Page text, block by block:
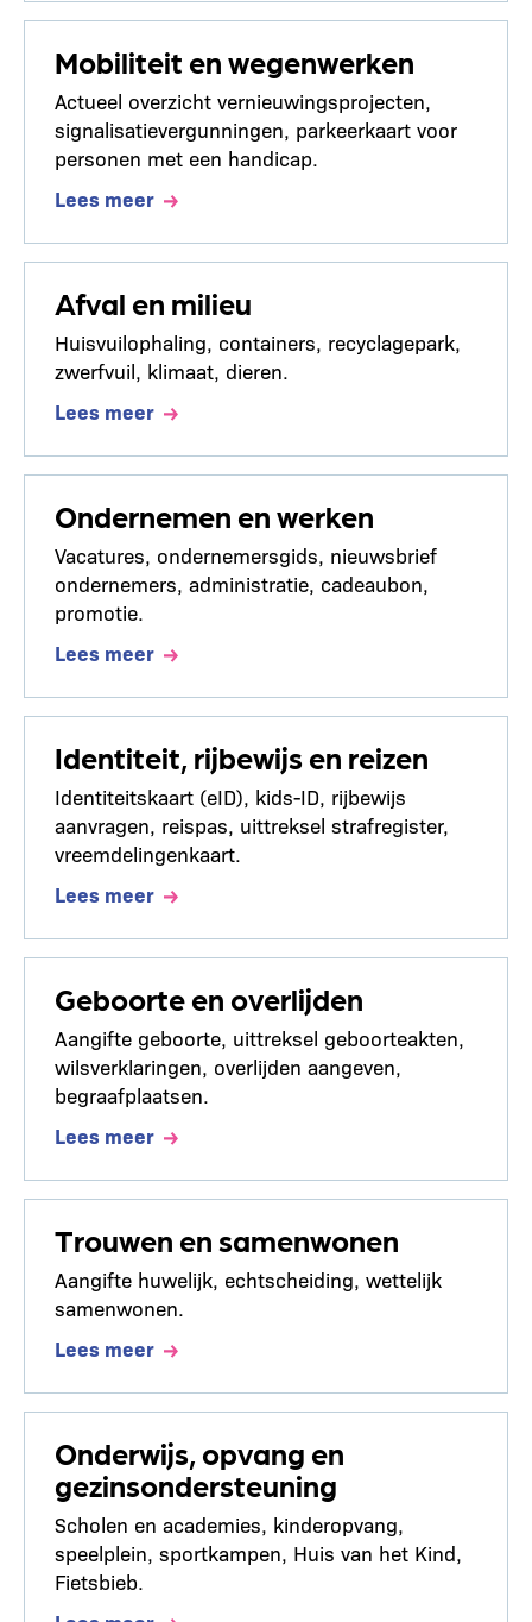
Mobiliteit en wegenwerken
Actueel overzicht vernieuwingsprojecten,
signalisatievergunningen, parkeerkaart voor
personen met een handicap.
Lees meer
Afval en milieu
Huisvuilophaling, containers, recyclagepark,
zwerfvuil, klimaat, dieren.
Lees meer
Ondernemen en werken
Vacatures, ondernemersgids, nieuwsbrief
ondernemers, administratie, cadeaubon,
promotie.
Lees meer
Identiteit, rijbewijs en reizen
Identiteitskaart (eID), kids-ID, rijbewijs
aanvragen, reispas, uittreksel strafregister,
vreemdelingenkaart.
Lees meer
Geboorte en overlijden
Aangifte geboorte, uittreksel geboorteakten,
wilsverklaringen, overlijden aangeven,
begraafplaatsen.
Lees meer
Trouwen en samenwonen
Aangifte huwelijk, echtscheiding, wettelijk
samenwonen.
Lees meer
Onderwijs, opvang en
gezinsondersteuning
Scholen en academies, kinderopvang,
speelplein, sportkampen, Huis van het Kind,
Fietsbieb.